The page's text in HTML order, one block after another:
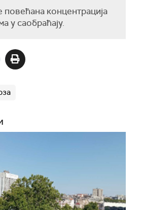
повећана концентрација
у саобраћају.